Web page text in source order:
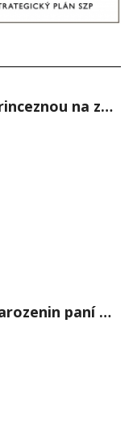
Prohlídka s princeznou na zámku Stekník
Oslava 101. narozenin paní Věry Skořepové